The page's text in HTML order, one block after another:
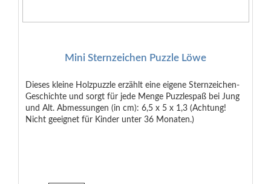
Mini Sternzeichen Puzzle Löwe
Dieses kleine Holzpuzzle erzählt eine eigene Sternzeichen-
Geschichte und sorgt für jede Menge Puzzlespaß bei Jung
und Alt. Abmessungen (in cm): 6,5 x 5 x 1,3 (Achtung!
Nicht geeignet für Kinder unter 36 Monaten.)